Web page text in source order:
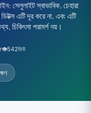
সেলুলাইট স্বাভাবিক, চেহারা
এটি দূর করে না, এবং এটি
চিকিৎসা পরামর্শ নয়।
👁️542ভিউ